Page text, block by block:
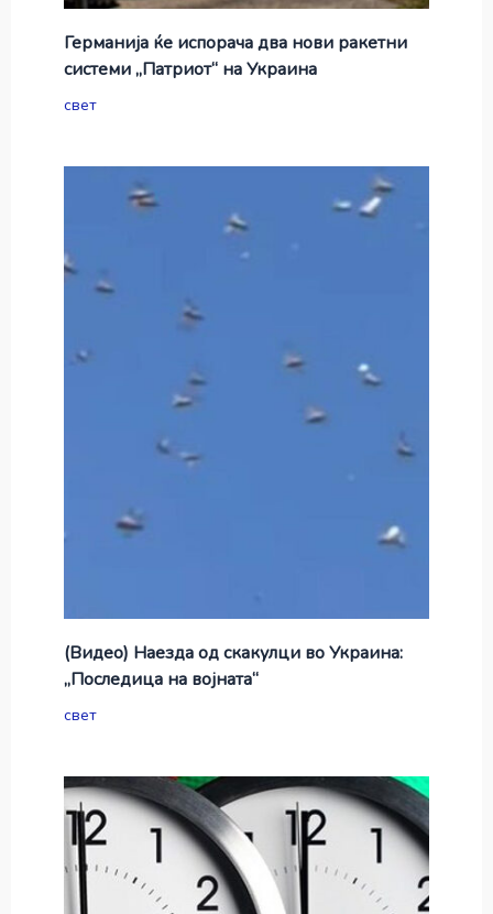
Германија ќе испорача два нови ракетни
системи „Патриот“ на Украина
свет
(Видео) Наезда од скакулци во Украина:
„Последица на војната“
свет